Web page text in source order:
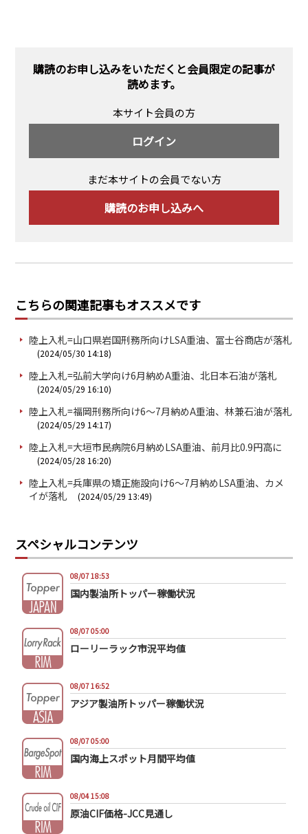
購読のお申し込みをいただくと会員限定の記事が
読めます。
本サイト会員の方
ログイン
まだ本サイトの会員でない方
購読のお申し込みへ
こちらの関連記事もオススメです
陸上入札=山口県岩国刑務所向けLSA重油、冨士谷商店が落札
(2024/05/30 14:18)
陸上入札=弘前大学向け6月納めA重油、北日本石油が落札
(2024/05/29 16:10)
陸上入札=福岡刑務所向け6～7月納めA重油、林兼石油が落札
(2024/05/29 14:17)
陸上入札=大垣市民病院6月納めLSA重油、前月比0.9円高に
(2024/05/28 16:20)
陸上入札=兵庫県の矯正施設向け6～7月納めLSA重油、カメ
イが落札
(2024/05/29 13:49)
スペシャルコンテンツ
08/07 18:53
国内製油所トッパー稼働状況
08/07 05:00
ローリーラック市況平均値
08/07 16:52
アジア製油所トッパー稼働状況
08/07 05:00
国内海上スポット月間平均値
08/04 15:08
原油CIF価格-JCC見通し